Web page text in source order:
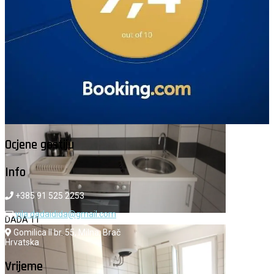
DADA 11
Ocjene gostiju
Info
+385 91 525 2253
vila.dadaidida@gmail.com
Gomilica II br. 55, Milna, Brač
Hrvatska
Vrijeme